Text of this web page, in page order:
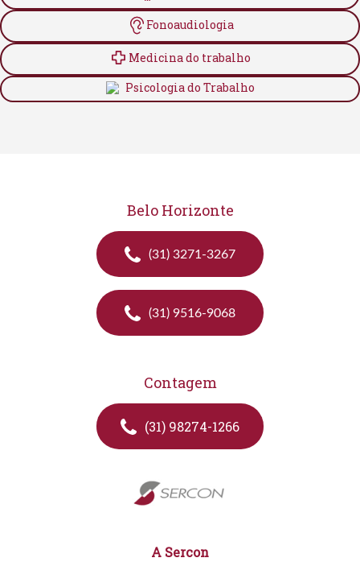
Fonoaudiologia
Medicina do trabalho
Psicologia do Trabalho
Belo Horizonte
(31) 3271-3267
(31) 9516-9068
Contagem
(31) 98274-1266
A Sercon